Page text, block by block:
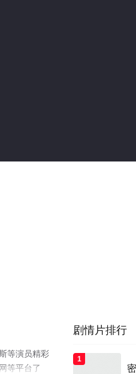
等演员精彩
等平台了
剧情片排行
1